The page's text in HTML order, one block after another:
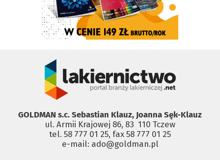
GOLDMAN s.c. Sebastian Klauz, Joanna Sęk-Klauz
ul. Armii Krajowej 86, 83 ­ 110 Tczew
tel. 58 777 01 25, fax 58 777 01 25
e-mail: ado@goldman.pl